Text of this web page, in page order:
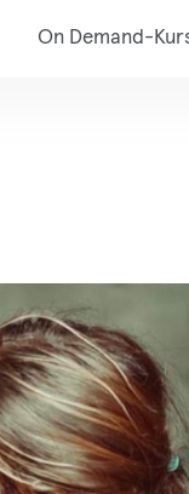
On Demand-